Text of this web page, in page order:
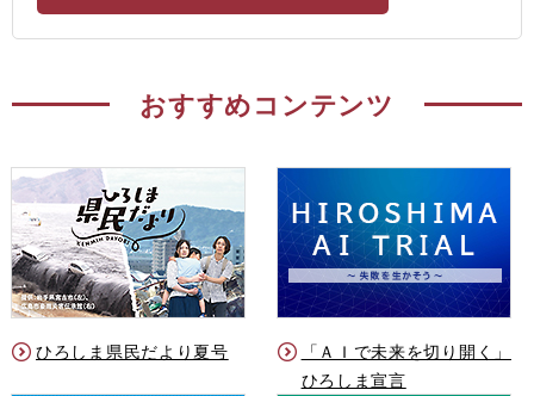
おすすめコンテンツ
ひろしま県民だより夏号
「ＡＩで未来を切り開く」
ひろしま宣言